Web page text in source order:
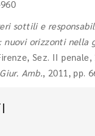
sottili e
orizzonti nella
Sez. II penale,
Amb., 2011, pp.